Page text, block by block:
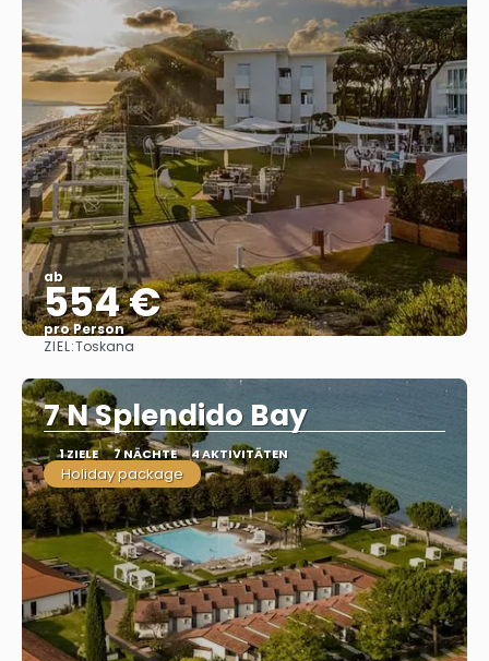
ab
554 €
pro Person
ZIEL:Toskana
7 N Splendido Bay
1 ZIELE 7 NÄCHTE 4 AKTIVITÄTEN
Holiday package